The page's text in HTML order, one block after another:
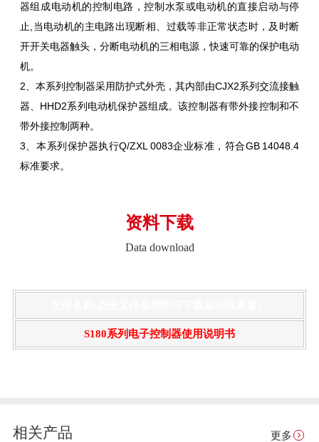
器组成电动机的控制电路，控制水泵或电动机的直接启动与停
止,当电动机的主电路出现断相、过载等非正常状态时，及时断
开开关电器触头，分断电动机的三相电源，快速可靠的保护电动
机。
2、本系列控制器采用防护式外壳，其内部由CJX2系列交流接触
器、HHD2系列电动机保护器组成。该控制器有带外接控制和不
带外接控制两种。
3、本系列保护器执行Q/ZXL 0083企业标准，符合GB 14048.4
标准要求。
资料下载
Data download
S180系列电子控制器使用说明书
相关产品 更多